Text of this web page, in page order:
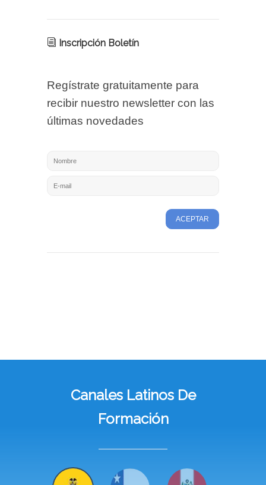
Inscripción Boletín
Regístrate gratuitamente para
recibir nuestro newsletter con las
últimas novedades
ACEPTAR
Canales Latinos De
Formación